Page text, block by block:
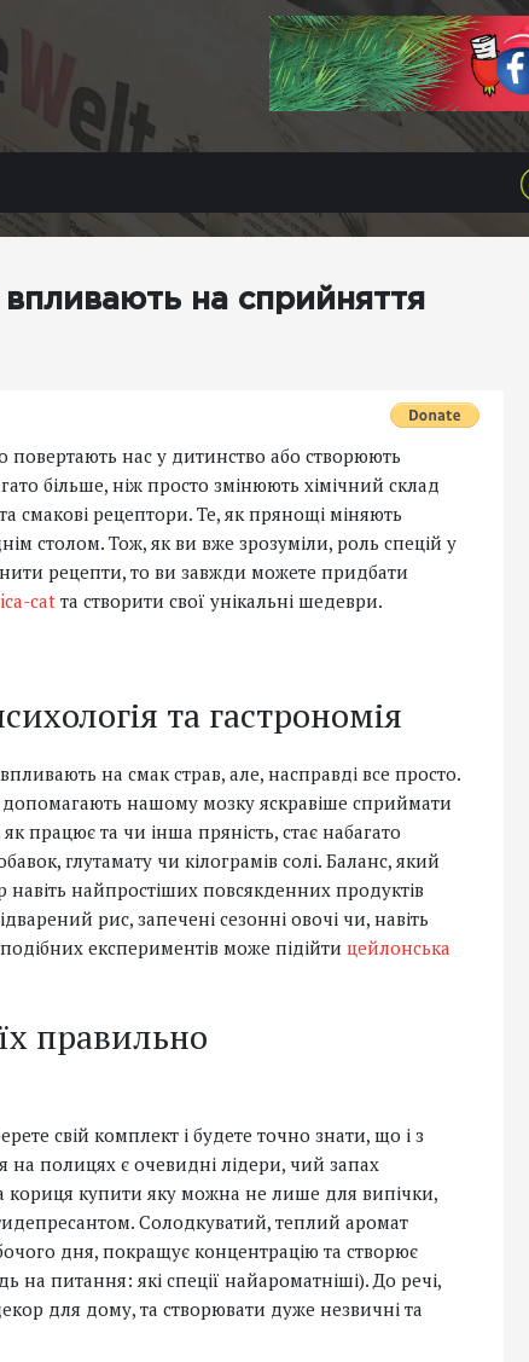
впливають на сприйняття
нас у дитинство або створюють
більше, ніж просто змінюють хімічний склад
смакові рецептори. Те, як прянощі міняють
столом. Тож, як ви вже зрозуміли, роль спецій у
рецепти, то ви завжди можете придбати
cat та створити свої унікальні шедеври.
та гастрономія
на смак страв, але, насправді все просто.
нашому мозку яскравіше сприймати
працює та чи інша пряність, стає набагато
глутамату чи кілограмів солі. Баланс, який
найпростіших повсякденних продуктів
рис, запечені сезонні овочі чи, навіть
експериментів може підійти цейлонська
правильно
свій комплект і будете точно знати, що і з
на полицях є очевидні лідери, чий запах
кориця купити яку можна не лише для випічки,
Солодкуватий, теплий аромат
дня, покращує концентрацію та створює
на питання: які спеції найароматніші). До речі,
для дому, та створювати дуже незвичні та